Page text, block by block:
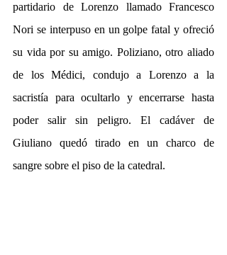
partidario de Lorenzo llamado Francesco
Nori se interpuso en un golpe fatal y ofreció
su vida por su amigo. Poliziano, otro aliado
de los Médici, condujo a Lorenzo a la
sacristía para ocultarlo y encerrarse hasta
poder salir sin peligro. El cadáver de
Giuliano quedó tirado en un charco de
sangre sobre el piso de la catedral.